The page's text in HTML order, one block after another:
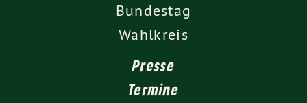
Bundestag
Wahlkreis
Presse
Termine